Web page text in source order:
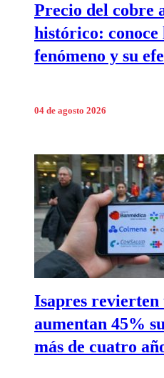
Precio del cobre
histórico: conoce
fenómeno y su
04 de agosto 2026
Isapres revierten
aumentan 45%
más de cuatro